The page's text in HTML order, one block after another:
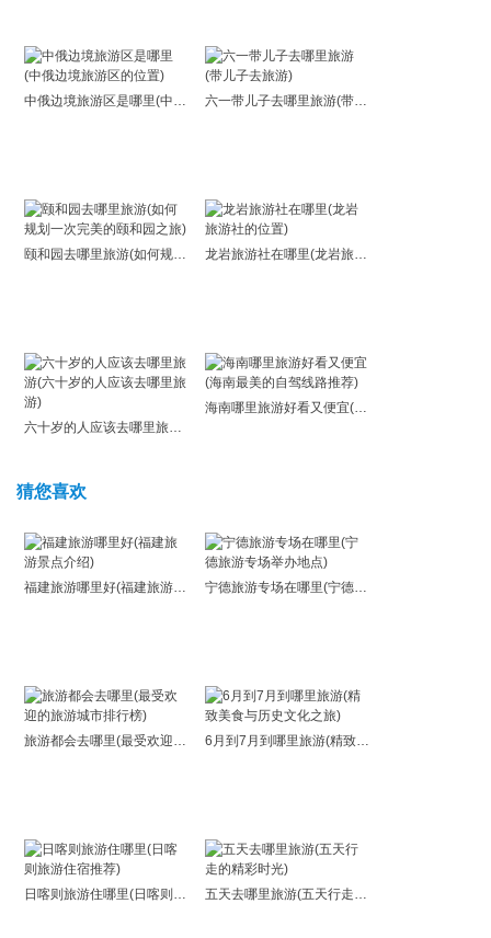
中俄边境旅游区是哪里(中俄边境旅游区的位置) 六一带儿子去哪里旅游(带儿子去旅游)
颐和园去哪里旅游(如何规划一次完美的颐和园之旅) 龙岩旅游社在哪里(龙岩旅游社的位置)
六十岁的人应该去哪里旅游(六十岁的人应该去哪里旅游)
海南哪里旅游好看又便宜(海南最美的自驾线路推荐)
猜您喜欢
福建旅游哪里好(福建旅游景点介绍) 宁德旅游专场在哪里(宁德旅游专场举办地点)
旅游都会去哪里(最受欢迎的旅游城市排行榜) 6月到7月到哪里旅游(精致美食与历史文化之旅)
日喀则旅游住哪里(日喀则旅游住宿推荐) 五天去哪里旅游(五天行走的精彩时光)